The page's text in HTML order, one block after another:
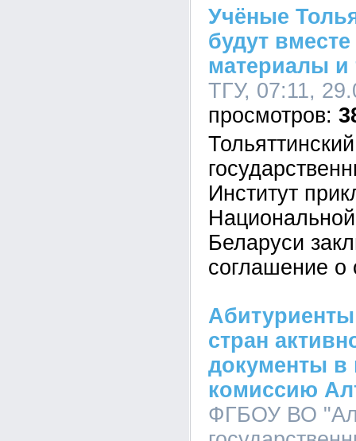
Учёные
будут
материалы и
ТГУ, 07:11,
Тольяттинский
Институт
Беларуси
соглашение о
стран
документы
комиссию
ФГБОУ ВО